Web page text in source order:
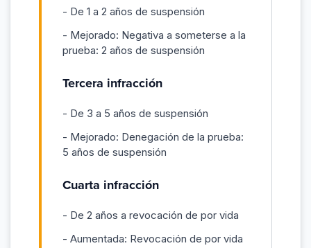
- De 1 a 2 años de suspensión
- Mejorado: Negativa a someterse a la
prueba: 2 años de suspensión
Tercera infracción
- De 3 a 5 años de suspensión
- Mejorado: Denegación de la prueba:
5 años de suspensión
Cuarta infracción
- De 2 años a revocación de por vida
- Aumentada: Revocación de por vida